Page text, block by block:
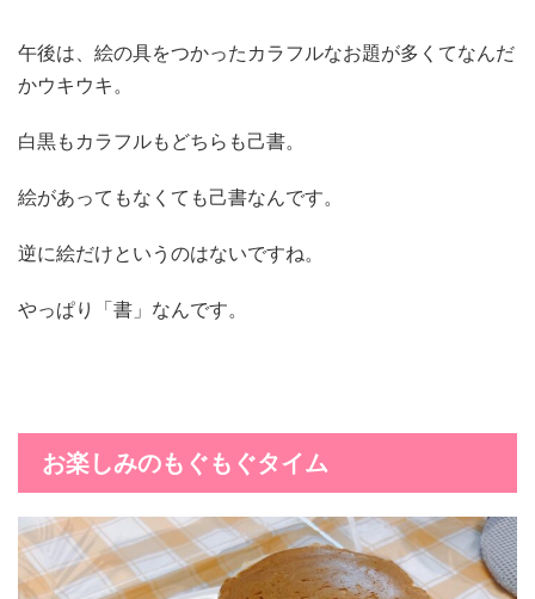
午後は、絵の具をつかったカラフルなお題が多くてなんだ
かウキウキ。
白黒もカラフルもどちらも己書。
絵があってもなくても己書なんです。
逆に絵だけというのはないですね。
やっぱり「書」なんです。
お楽しみのもぐもぐタイム